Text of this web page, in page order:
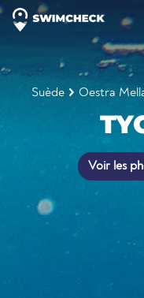
Suède Oestra
Voir les